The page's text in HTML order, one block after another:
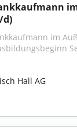
d)
im
Hall AG